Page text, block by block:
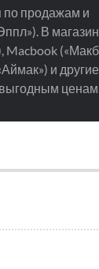
по продажам и
В
и